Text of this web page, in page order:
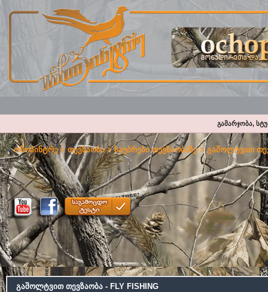
გამარჯობა,
ოჩოპინტრე>თევზაობა>საუბრები თევზაობაზე>გაშოლტვით
გაშოლტვით თევზაობა - FLY FISHING